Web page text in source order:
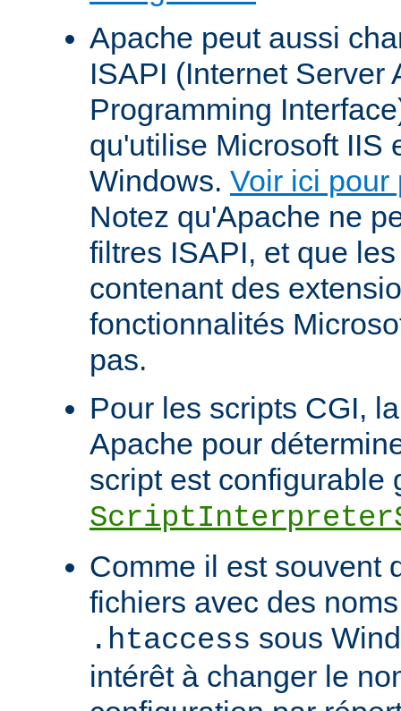
Apache peut aussi
ISAPI (Internet Server
Programming
qu'utilise Microsoft IIS
Windows. Voir ici pour
Notez qu'Apache ne
filtres ISAPI, et que
contenant des
fonctionnalités
pas.
Pour les scripts CGI,
Apache pour
script est configurable
Comme il est souvent
fichiers avec des
.htaccess sous
intérêt à changer le